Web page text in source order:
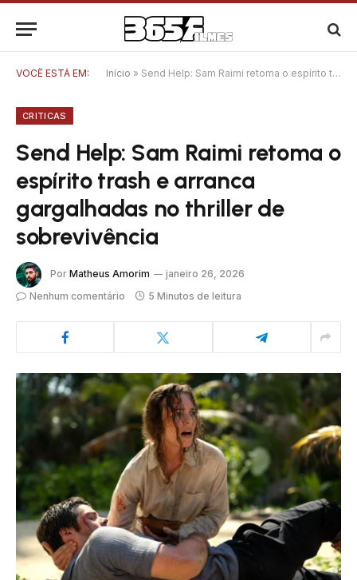
VOCÊ ESTÁ EM: Início » Send Help: Sam Raimi retoma o espírito trash e arranca gargalhadas no thriller de sobrevivência
CRITICAS
Send Help: Sam Raimi retoma o
espírito trash e arranca
gargalhadas no thriller de
sobrevivência
Por Matheus Amorim
janeiro 26, 2026
Nenhum comentário
5 Minutos de leitura